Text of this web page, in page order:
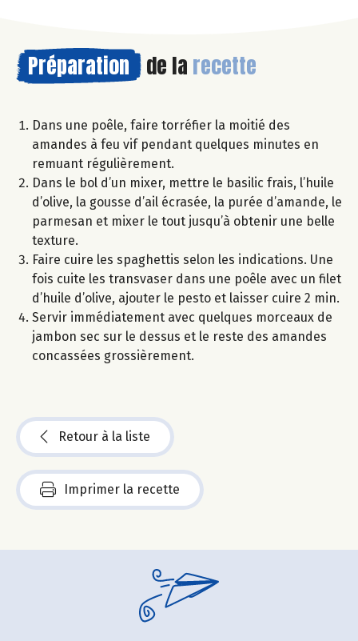
Préparation de la recette
Dans une poêle, faire torréfier la moitié des
amandes à feu vif pendant quelques minutes en
remuant régulièrement.
Dans le bol d’un mixer, mettre le basilic frais, l’huile
d’olive, la gousse d’ail écrasée, la purée d’amande, le
parmesan et mixer le tout jusqu’à obtenir une belle
texture.
Faire cuire les spaghettis selon les indications. Une
fois cuite les transvaser dans une poêle avec un filet
d’huile d’olive, ajouter le pesto et laisser cuire 2 min.
Servir immédiatement avec quelques morceaux de
jambon sec sur le dessus et le reste des amandes
concassées grossièrement.
Retour à la liste
Imprimer la recette